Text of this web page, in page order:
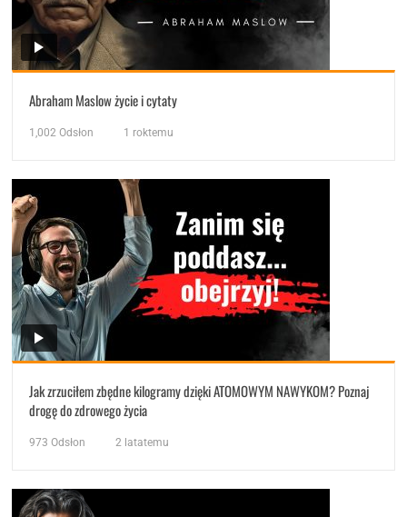
Abraham Maslow życie i cytaty
1,002 Odsłon 1 roktemu
Jak zrzuciłem zbędne kilogramy dzięki ATOMOWYM NAWYKOM? Poznaj
drogę do zdrowego życia
973 Odsłon 2 latatemu